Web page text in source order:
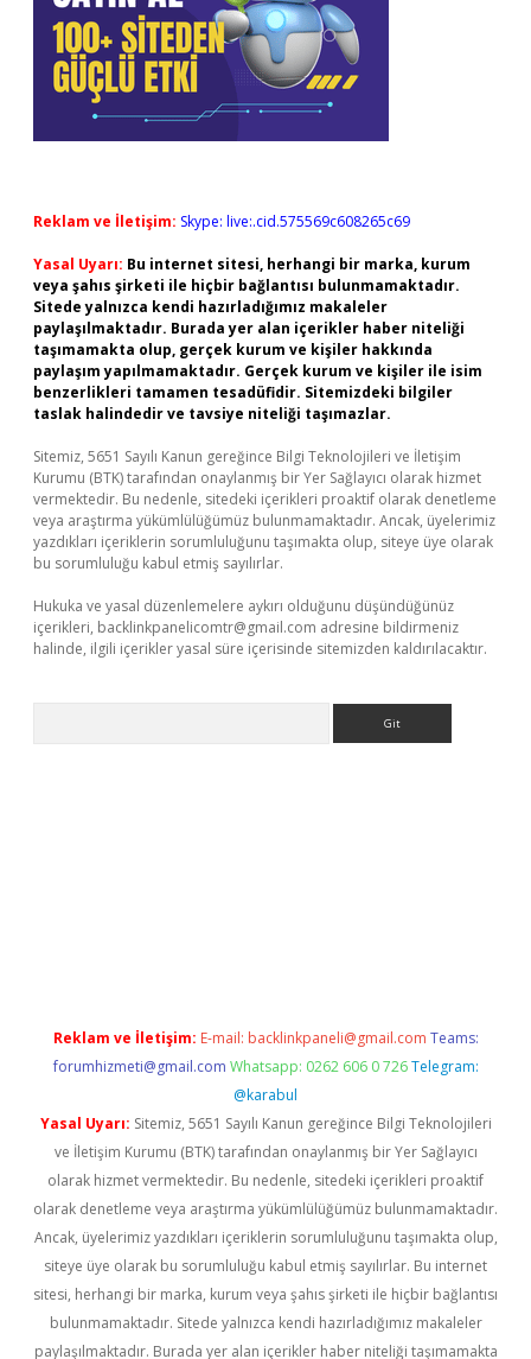
Reklam ve İletişim: Skype: live:.cid.575569c608265c69
Yasal Uyarı: Bu internet sitesi, herhangi bir marka, kurum
veya şahıs şirketi ile hiçbir bağlantısı bulunmamaktadır.
Sitede yalnızca kendi hazırladığımız makaleler
paylaşılmaktadır. Burada yer alan içerikler haber niteliği
taşımamakta olup, gerçek kurum ve kişiler hakkında
paylaşım yapılmamaktadır. Gerçek kurum ve kişiler ile isim
benzerlikleri tamamen tesadüfidir. Sitemizdeki bilgiler
taslak halindedir ve tavsiye niteliği taşımazlar.
Sitemiz, 5651 Sayılı Kanun gereğince Bilgi Teknolojileri ve İletişim
Kurumu (BTK) tarafından onaylanmış bir Yer Sağlayıcı olarak hizmet
vermektedir. Bu nedenle, sitedeki içerikleri proaktif olarak denetleme
veya araştırma yükümlülüğümüz bulunmamaktadır. Ancak, üyelerimiz
yazdıkları içeriklerin sorumluluğunu taşımakta olup, siteye üye olarak
bu sorumluluğu kabul etmiş sayılırlar.
Hukuka ve yasal düzenlemelere aykırı olduğunu düşündüğünüz
içerikleri, backlinkpanelicomtr@gmail.com adresine bildirmeniz
halinde, ilgili içerikler yasal süre içerisinde sitemizden kaldırılacaktır.
Reklam ve İletişim: E-mail: backlinkpaneli@gmail.com Teams:
forumhizmeti@gmail.com Whatsapp: 0262 606 0 726 Telegram:
@karabul
Yasal Uyarı: Sitemiz, 5651 Sayılı Kanun gereğince Bilgi Teknolojileri
ve İletişim Kurumu (BTK) tarafından onaylanmış bir Yer Sağlayıcı
olarak hizmet vermektedir. Bu nedenle, sitedeki içerikleri proaktif
olarak denetleme veya araştırma yükümlülüğümüz bulunmamaktadır.
Ancak, üyelerimiz yazdıkları içeriklerin sorumluluğunu taşımakta olup,
siteye üye olarak bu sorumluluğu kabul etmiş sayılırlar. Bu internet
sitesi, herhangi bir marka, kurum veya şahıs şirketi ile hiçbir bağlantısı
bulunmamaktadır. Sitede yalnızca kendi hazırladığımız makaleler
paylaşılmaktadır. Burada yer alan içerikler haber niteliği taşımamakta